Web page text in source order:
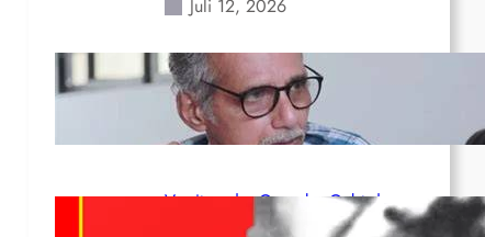
Juli 12, 2026
Indien: „Die Politik der
Kapitulation“ von K. Murali (Ajith)
Juli 1, 2026
Vorsitzender Gonzalo: Gebt das
Leben für die Partei und die